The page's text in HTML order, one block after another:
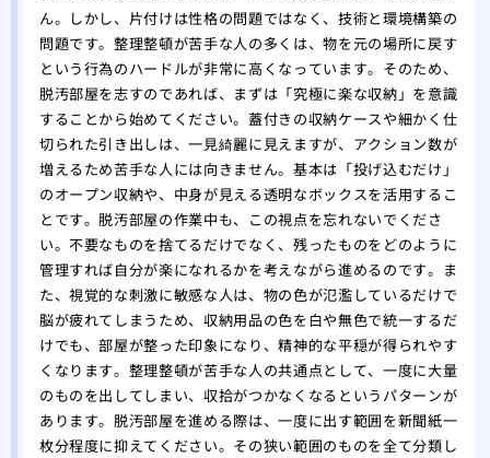
一
す
汚
相場
ん。しかし、片付けは性格の問題ではなく、技術と環境構築の
問題です。整理整頓が苦手な人の多くは、物を元の場所に戻す
という行為のハードルが非常に高くなっています。そのため、
脱汚部屋を志すのであれば、まずは「究極に楽な収納」を意識
することから始めてください。蓋付きの収納ケースや細かく仕
切られた引き出しは、一見綺麗に見えますが、アクション数が
増えるため苦手な人には向きません。基本は「投げ込むだけ」
のオープン収納や、中身が見える透明なボックスを活用するこ
とです。脱汚部屋の作業中も、この視点を忘れないでくださ
い。不要なものを捨てるだけでなく、残ったものをどのように
管理すれば自分が楽になれるかを考えながら進めるのです。ま
た、視覚的な刺激に敏感な人は、物の色が氾濫しているだけで
脳が疲れてしまうため、収納用品の色を白や無色で統一するだ
けでも、部屋が整った印象になり、精神的な平穏が得られやす
くなります。整理整頓が苦手な人の共通点として、一度に大量
のものを出してしまい、収拾がつかなくなるというパターンが
あります。脱汚部屋を進める際は、一度に出す範囲を新聞紙一
枚分程度に抑えてください。その狭い範囲のものを全て分類し